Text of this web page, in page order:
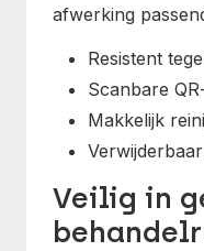
afwerking
Resistent
Scanbare
Makkelijk
Veilig in